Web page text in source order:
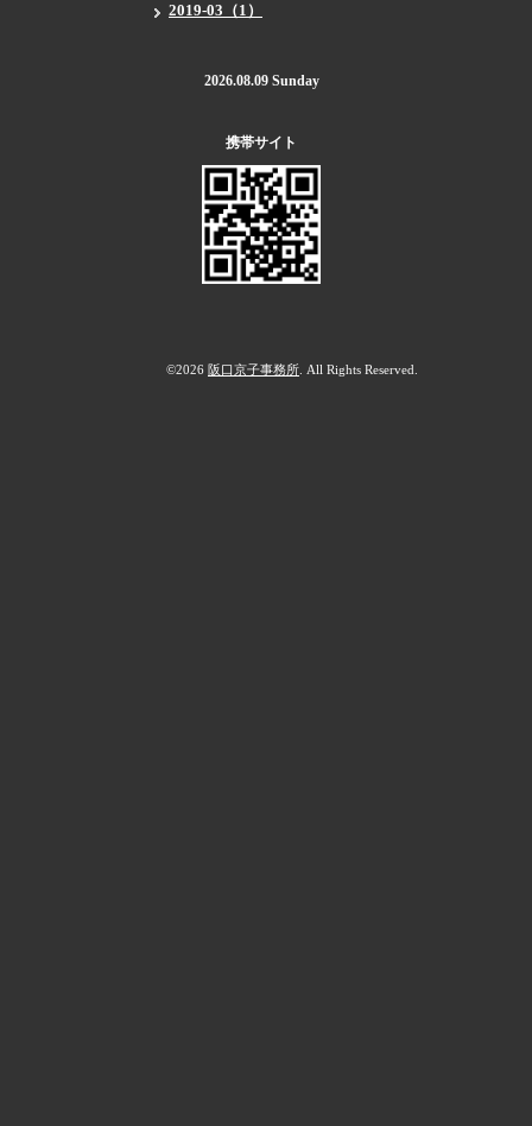
2019-03（1）
2026.08.09 Sunday
携帯サイト
©2026 阪口京子事務所 . All Rights Reserved.